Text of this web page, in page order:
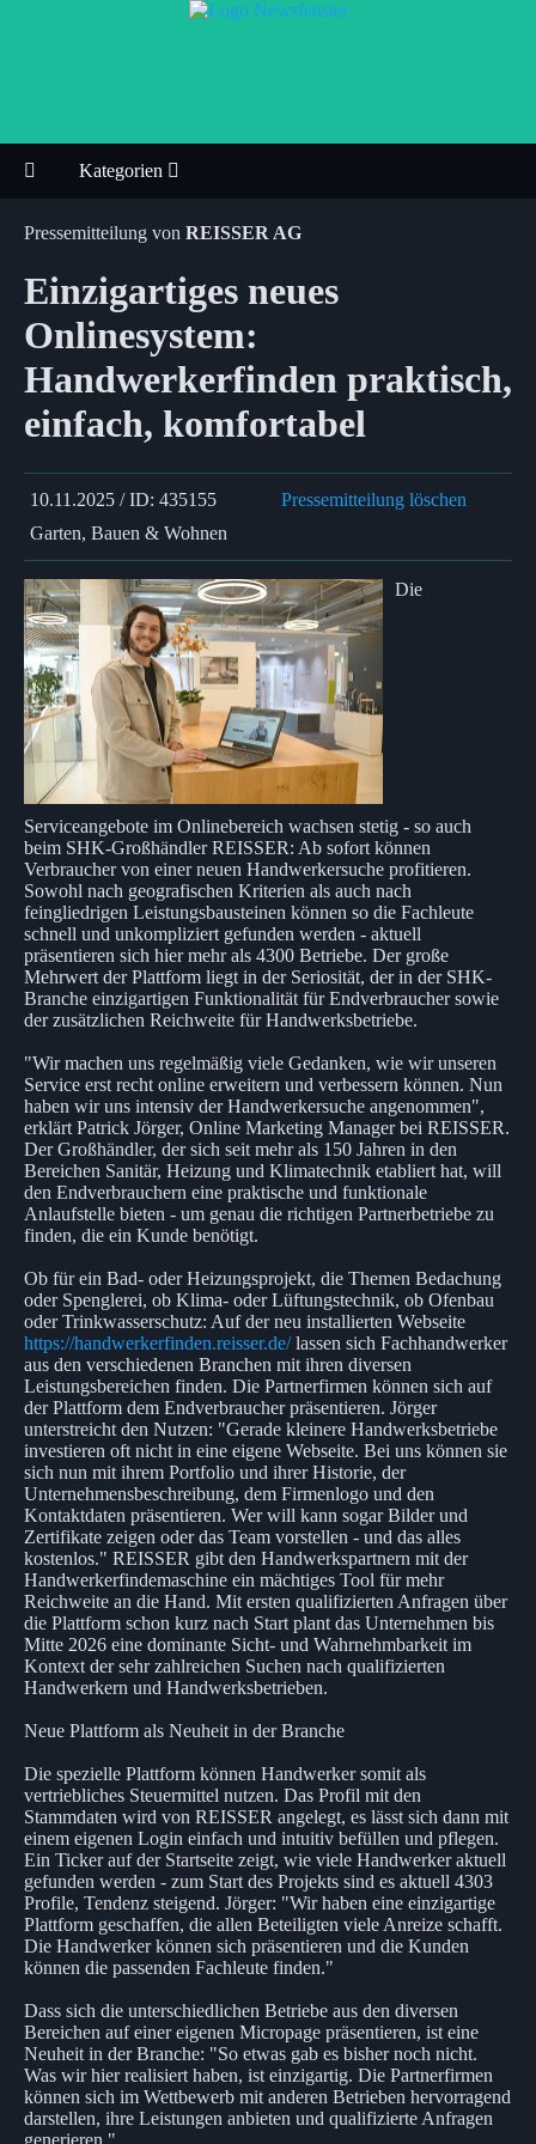
Kategorien
Pressemitteilung von REISSER AG
Einzigartiges neues
Onlinesystem:
Handwerkerfinden praktisch,
einfach, komfortabel
10.11.2025 / ID: 435155
Pressemitteilung löschen
Garten, Bauen & Wohnen
Die
Serviceangebote im Onlinebereich wachsen stetig - so auch
beim SHK-Großhändler REISSER: Ab sofort können
Verbraucher von einer neuen Handwerkersuche profitieren.
Sowohl nach geografischen Kriterien als auch nach
feingliedrigen Leistungsbausteinen können so die Fachleute
schnell und unkompliziert gefunden werden - aktuell
präsentieren sich hier mehr als 4300 Betriebe. Der große
Mehrwert der Plattform liegt in der Seriosität, der in der SHK-
Branche einzigartigen Funktionalität für Endverbraucher sowie
der zusätzlichen Reichweite für Handwerksbetriebe.
"Wir machen uns regelmäßig viele Gedanken, wie wir unseren
Service erst recht online erweitern und verbessern können. Nun
haben wir uns intensiv der Handwerkersuche angenommen",
erklärt Patrick Jörger, Online Marketing Manager bei REISSER.
Der Großhändler, der sich seit mehr als 150 Jahren in den
Bereichen Sanitär, Heizung und Klimatechnik etabliert hat, will
den Endverbrauchern eine praktische und funktionale
Anlaufstelle bieten - um genau die richtigen Partnerbetriebe zu
finden, die ein Kunde benötigt.
Ob für ein Bad- oder Heizungsprojekt, die Themen Bedachung
oder Spenglerei, ob Klima- oder Lüftungstechnik, ob Ofenbau
oder Trinkwasserschutz: Auf der neu installierten Webseite
https://handwerkerfinden.reisser.de/lassen sich Fachhandwerker
aus den verschiedenen Branchen mit ihren diversen
Leistungsbereichen finden. Die Partnerfirmen können sich auf
der Plattform dem Endverbraucher präsentieren. Jörger
unterstreicht den Nutzen: "Gerade kleinere Handwerksbetriebe
investieren oft nicht in eine eigene Webseite. Bei uns können sie
sich nun mit ihrem Portfolio und ihrer Historie, der
Unternehmensbeschreibung, dem Firmenlogo und den
Kontaktdaten präsentieren. Wer will kann sogar Bilder und
Zertifikate zeigen oder das Team vorstellen - und das alles
kostenlos." REISSER gibt den Handwerkspartnern mit der
Handwerkerfindemaschine ein mächtiges Tool für mehr
Reichweite an die Hand. Mit ersten qualifizierten Anfragen über
die Plattform schon kurz nach Start plant das Unternehmen bis
Mitte 2026 eine dominante Sicht- und Wahrnehmbarkeit im
Kontext der sehr zahlreichen Suchen nach qualifizierten
Handwerkern und Handwerksbetrieben.
Neue Plattform als Neuheit in der Branche
Die spezielle Plattform können Handwerker somit als
vertriebliches Steuermittel nutzen. Das Profil mit den
Stammdaten wird von REISSER angelegt, es lässt sich dann mit
einem eigenen Login einfach und intuitiv befüllen und pflegen.
Ein Ticker auf der Startseite zeigt, wie viele Handwerker aktuell
gefunden werden - zum Start des Projekts sind es aktuell 4303
Profile, Tendenz steigend. Jörger: "Wir haben eine einzigartige
Plattform geschaffen, die allen Beteiligten viele Anreize schafft.
Die Handwerker können sich präsentieren und die Kunden
können die passenden Fachleute finden."
Dass sich die unterschiedlichen Betriebe aus den diversen
Bereichen auf einer eigenen Micropage präsentieren, ist eine
Neuheit in der Branche: "So etwas gab es bisher noch nicht.
Was wir hier realisiert haben, ist einzigartig. Die Partnerfirmen
können sich im Wettbewerb mit anderen Betrieben hervorragend
darstellen, ihre Leistungen anbieten und qualifizierte Anfragen